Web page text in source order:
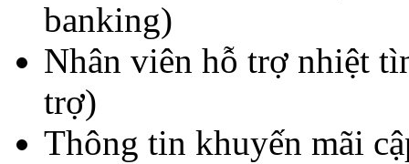
banking)
Nhân viên hỗ trợ nhiệt
trợ)
Thông tin khuyến mãi